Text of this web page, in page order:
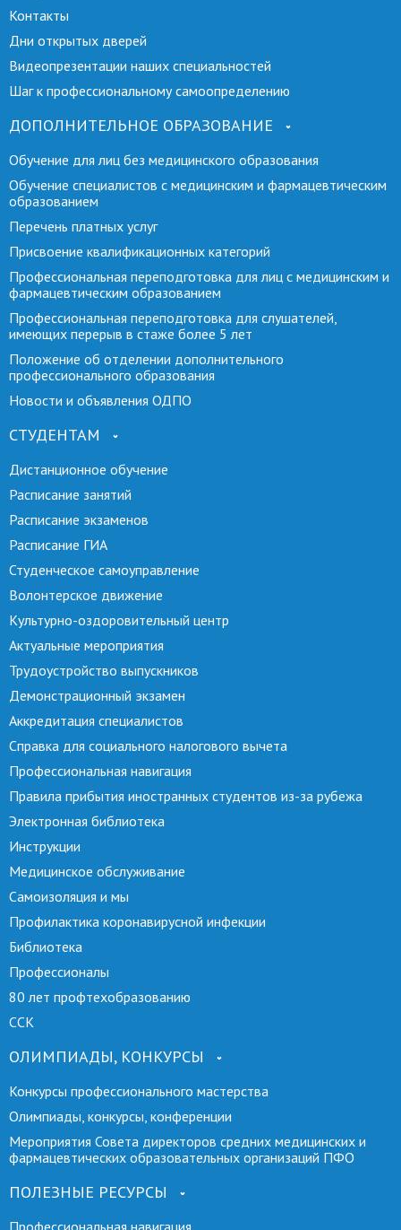
Контакты
Дни открытых дверей
Видеопрезентации наших специальностей
Шаг к профессиональному самоопределению
ДОПОЛНИТЕЛЬНОЕ ОБРАЗОВАНИЕ
Обучение для лиц без медицинского образования
Обучение специалистов с медицинским и фармацевтическим
образованием
Перечень платных услуг
Присвоение квалификационных категорий
Профессиональная переподготовка для лиц с медицинским и
фармацевтическим образованием
Профессиональная переподготовка для слушателей,
имеющих перерыв в стаже более 5 лет
Положение об отделении дополнительного
профессионального образования
Новости и объявления ОДПО
СТУДЕНТАМ
Дистанционное обучение
Расписание занятий
Расписание экзаменов
Расписание ГИА
Студенческое самоуправление
Волонтерское движение
Культурно-оздоровительный центр
Актуальные мероприятия
Трудоустройство выпускников
Демонстрационный экзамен
Аккредитация специалистов
Справка для социального налогового вычета
Профессиональная навигация
Правила прибытия иностранных студентов из-за рубежа
Электронная библиотека
Инструкции
Медицинское обслуживание
Самоизоляция и мы
Профилактика коронавирусной инфекции
Библиотека
Профессионалы
80 лет профтехобразованию
ССК
ОЛИМПИАДЫ, КОНКУРСЫ
Конкурсы профессионального мастерства
Олимпиады, конкурсы, конференции
Мероприятия Совета директоров средних медицинских и
фармацевтических образовательных организаций ПФО
ПОЛЕЗНЫЕ РЕСУРСЫ
Профессиональная навигация